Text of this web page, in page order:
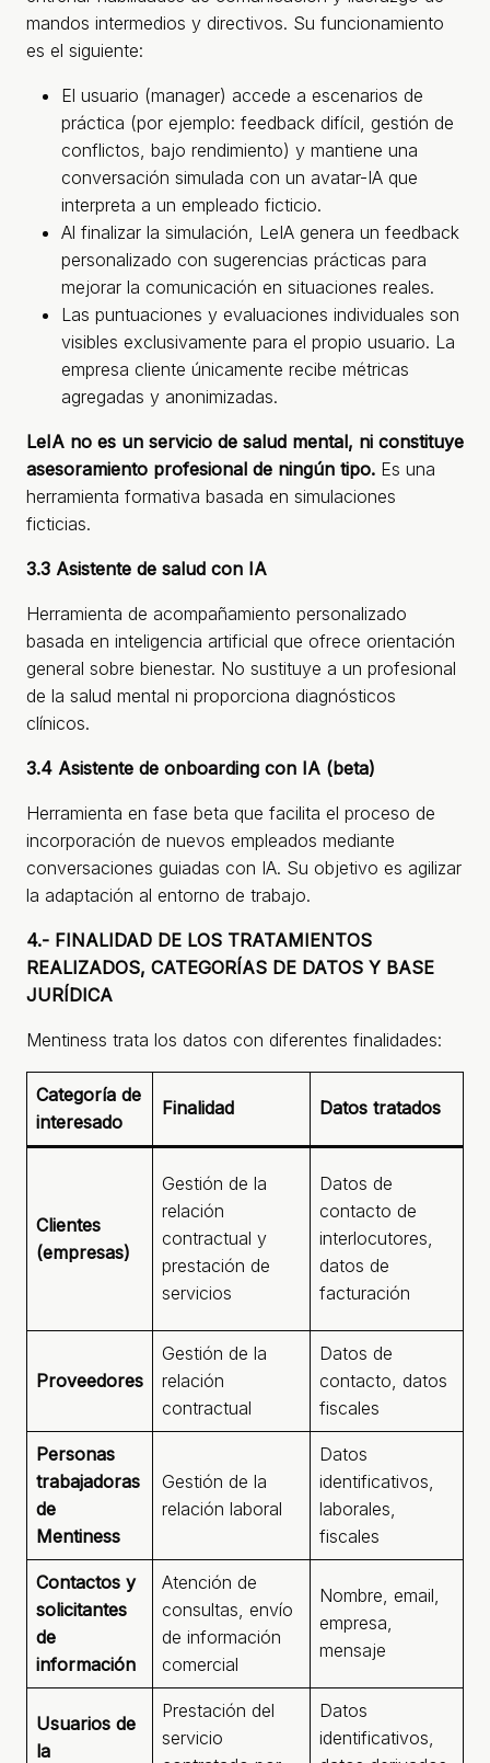
mandos intermedios y directivos. Su funcionamiento
es el siguiente:
El usuario (manager) accede a escenarios de
práctica (por ejemplo: feedback difícil, gestión de
conflictos, bajo rendimiento) y mantiene una
conversación simulada con un avatar-IA que
interpreta a un empleado ficticio.
Al finalizar la simulación, LeIA genera un feedback
personalizado con sugerencias prácticas para
mejorar la comunicación en situaciones reales.
Las puntuaciones y evaluaciones individuales son
visibles exclusivamente para el propio usuario. La
empresa cliente únicamente recibe métricas
agregadas y anonimizadas.
LeIA no es un servicio de salud mental, ni constituye
asesoramiento profesional de ningún tipo. Es una
herramienta formativa basada en simulaciones
ficticias.
3.3 Asistente de salud con IA
Herramienta de acompañamiento personalizado
basada en inteligencia artificial que ofrece orientación
general sobre bienestar. No sustituye a un profesional
de la salud mental ni proporciona diagnósticos
clínicos.
3.4 Asistente de onboarding con IA (beta)
Herramienta en fase beta que facilita el proceso de
incorporación de nuevos empleados mediante
conversaciones guiadas con IA. Su objetivo es agilizar
la adaptación al entorno de trabajo.
4.- FINALIDAD DE LOS TRATAMIENTOS
REALIZADOS, CATEGORÍAS DE DATOS Y BASE
JURÍDICA
Mentiness trata los datos con diferentes finalidades:
Categoría de
interesado
Finalidad Datos tratados
Clientes
(empresas)
Gestión de la
relación
contractual y
prestación de
servicios
Datos de
contacto de
interlocutores,
datos de
facturación
Proveedores
Gestión de la
relación
contractual
Datos de
contacto, datos
fiscales
Personas
trabajadoras
de
Mentiness
Gestión de la
relación laboral
Datos
identificativos,
laborales,
fiscales
Contactos y
solicitantes
de
información
Atención de
consultas, envío
de información
comercial
Nombre, email,
empresa,
mensaje
Usuarios de
la
Prestación del
servicio
Datos
identificativos,